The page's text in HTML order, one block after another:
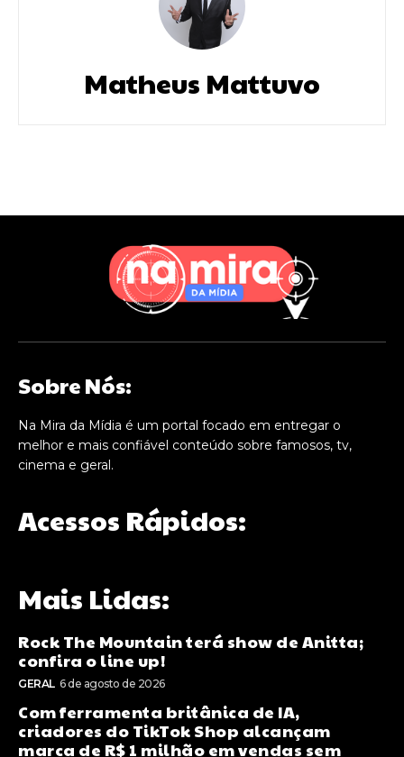
Matheus Mattuvo
Sobre Nós:
Na Mira da Mídia é um portal focado em entregar o
melhor e mais confiável conteúdo sobre famosos, tv,
cinema e geral.
Acessos Rápidos:
Mais Lidas:
Rock The Mountain terá show de Anitta;
confira o line up!
GERAL 6 de agosto de 2026
Com ferramenta britânica de IA,
criadores do TikTok Shop alcançam
marca de R$ 1 milhão em vendas sem